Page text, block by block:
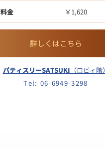
料金 ￥1,620
詳しくはこちら
パティスリーSATSUKI （ロビィ階）
Tel: 06-6949-3298